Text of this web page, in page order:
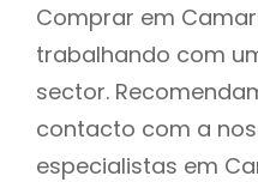
Comprar em
trabalhando com
sector.
contacto com a
especialistas em